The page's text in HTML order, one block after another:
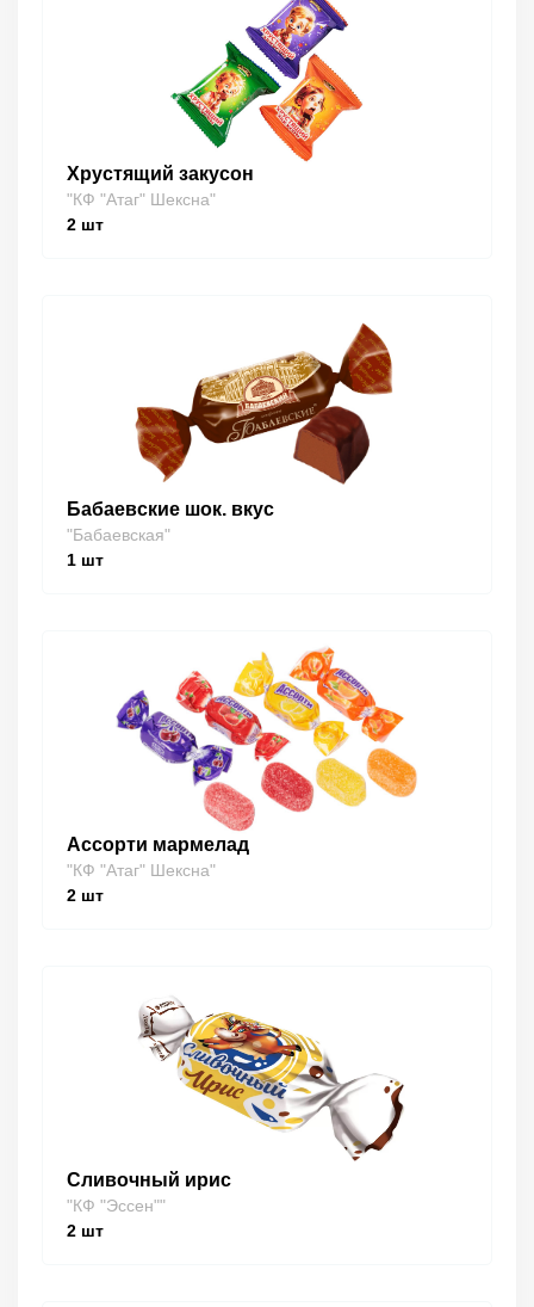
Хрустящий закусон
"КФ "Атаг" Шексна"
2 шт
Бабаевские шок. вкус
"Бабаевская"
1 шт
Ассорти мармелад
"КФ "Атаг" Шексна"
2 шт
Сливочный ирис
"КФ "Эссен""
2 шт